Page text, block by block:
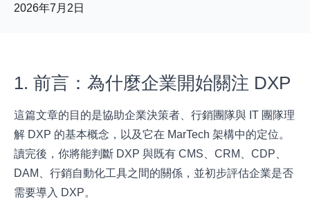
2026年7月2日
1. 前言：為什麼企業開始關注 DXP
這篇文章的目的是協助企業決策者、行銷團隊與 IT 團隊理
解 DXP 的基本概念，以及它在 MarTech 架構中的定位。
讀完後，你將能判斷 DXP 與既有 CMS、CRM、CDP、
DAM、行銷自動化工具之間的關係，並初步評估企業是否
需要導入 DXP。